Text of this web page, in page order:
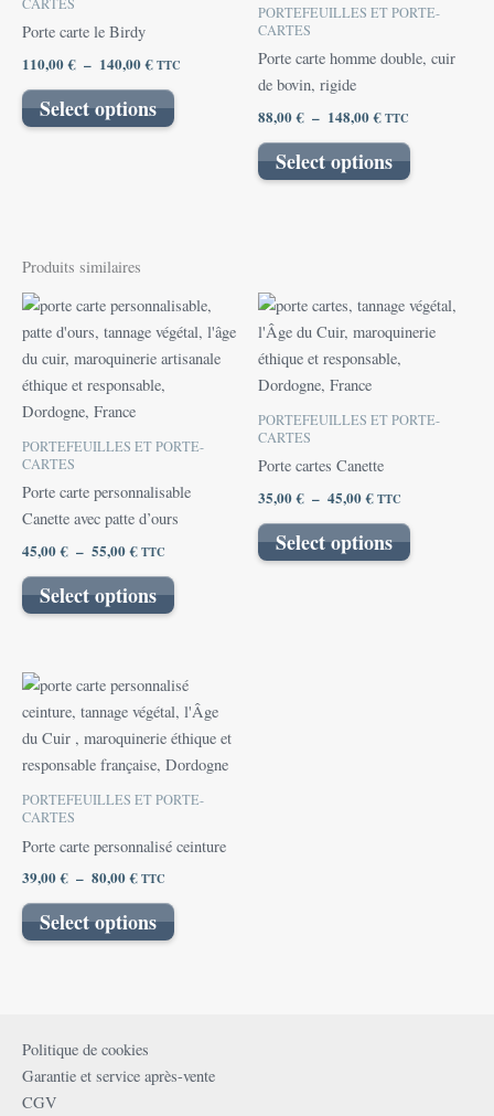
CARTES
Porte carte le Birdy
110,00€ – 140,00€TTC
Select options
choisies
PORTEFEUILLES ET PORTE-
CARTES
Porte carte homme double, cuir
de bovin, rigide
88,00€ – 148,00€TTC
Select options
peuvent
la
Produits similaires
PORTEFEUILLES ET PORTE-
CARTES
Porte carte personnalisable
Canette avec patte d’ours
45,00€ – 55,00€
Plage
prix :
45,00 €
à
55,00 €
TTC
Select options
Ce
produit
a
peuvent
être
la
PORTEFEUILLES ET PORTE-
CARTES
Porte cartes Canette
35,00€ – 45,00€
Plage
prix :
35,00 €
TTC
Select options
Ce
produit
choisies
PORTEFEUILLES ET PORTE-
CARTES
Porte carte personnalisé ceinture
39,00€ – 80,00€
Plage
prix :
39,00 €
à
80,00 €
TTC
Select options
Ce
produit
a
plusieurs
options
choisies
Politique de cookies
Garantie et service après-vente
CGV